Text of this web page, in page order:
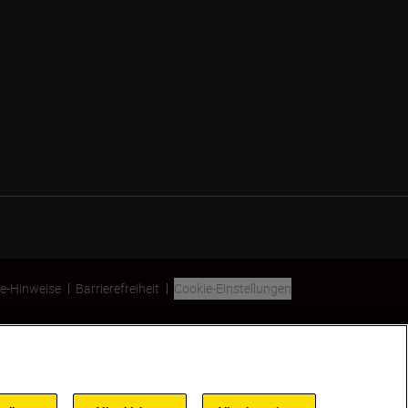
Hinweise Barrierefreiheit
Cookie-Einstellungen